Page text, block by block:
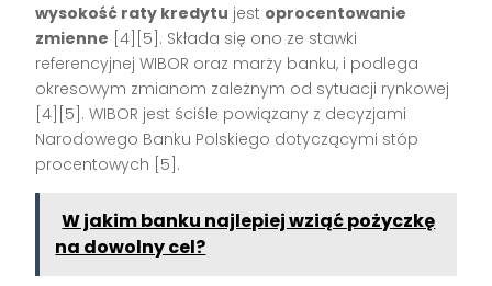
wysokość raty kredytu jest oprocentowanie
zmienne [4][5] . Składa się ono ze stawki
referencyjnej WIBOR oraz marży banku, i podlega
okresowym zmianom zależnym od sytuacji rynkowej
[4][5] . WIBOR jest ściśle powiązany z decyzjami
Narodowego Banku Polskiego dotyczącymi stóp
procentowych [5] .
W jakim banku najlepiej wziąć pożyczkę
na dowolny cel?